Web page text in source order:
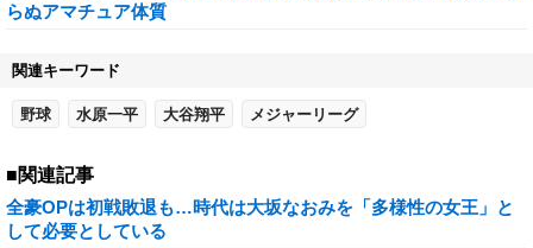
らぬアマチュア体質
関連キーワード
野球 水原一平 大谷翔平 メジャーリーグ
■関連記事
全豪OPは初戦敗退も…時代は大坂なおみを「多様性の女王」と
して必要としている